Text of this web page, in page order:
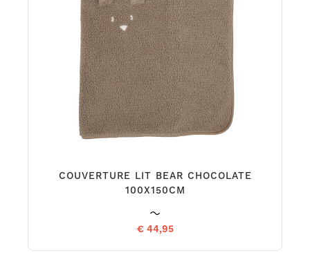
COUVERTURE LIT BEAR CHOCOLATE
100X150CM
€ 44,95